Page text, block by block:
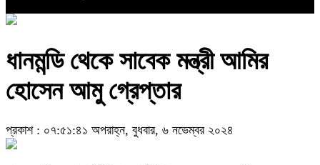
ধানমন্ডি থেকে সাবেক মন্ত্রী আমির
হোসেন আমু গ্রেপ্তার
প্রকাশ : ০৭:৫১:৪১ অপরাহ্ন, বুধবার, ৬ নভেম্বর ২০২৪